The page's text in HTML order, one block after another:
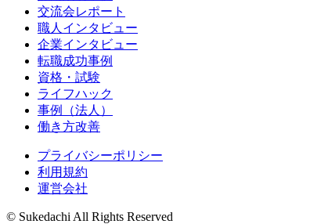
交流会レポート
職人インタビュー
企業インタビュー
転職成功事例
資格・試験
ライフハック
事例（法人）
働き方改善
プライバシーポリシー
利用規約
運営会社
© Sukedachi All Rights Reserved